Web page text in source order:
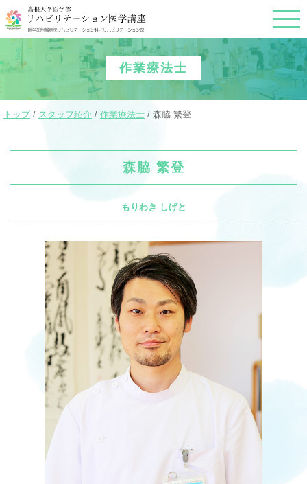
このページの本文へ
作業療法士
現
位
トップ/ スタッフ紹介 / 作業療法士 / 森脇 繁登
森脇 繁登
もりわき しげと